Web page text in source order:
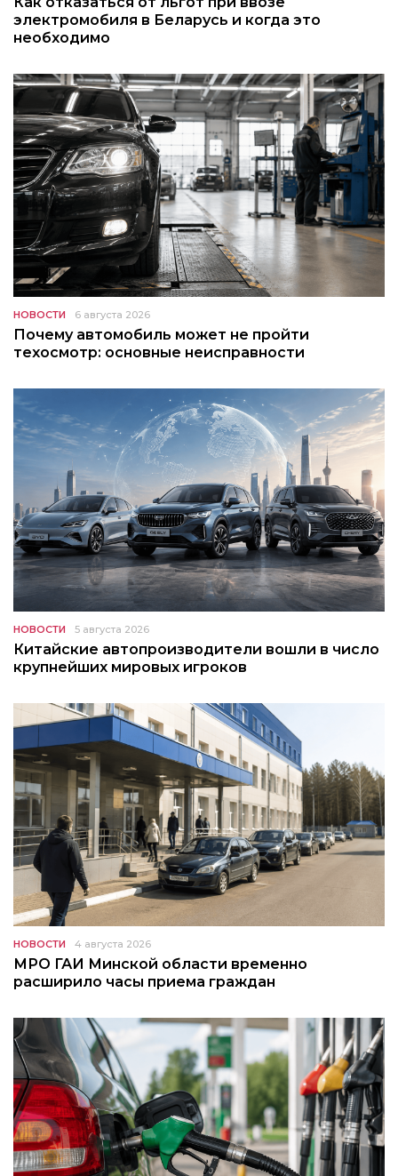
электромобиля в Беларусь и когда это
необходимо
НОВОСТИ 6 августа 2026
Почему автомобиль может не пройти
техосмотр: основные неисправности
НОВОСТИ 5 августа 2026
Китайские автопроизводители вошли в число
крупнейших мировых игроков
НОВОСТИ 4 августа 2026
МРО ГАИ Минской области временно
расширило часы приема граждан